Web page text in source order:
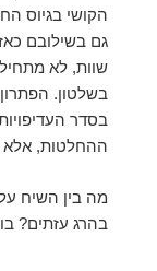
הקושי בגיוס
גם בשילובם
שוות, לא
בשלטון.
בסדר
ההחלטות, אלא
מה בין השיח
בהרג עזתים?